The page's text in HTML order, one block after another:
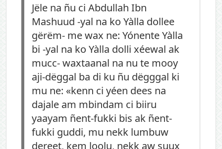
Jële na ñu ci Abdullah Ibn
Mashuud -yal na ko Yàlla dollee
gërëm- me wax ne: Yónente Yàlla
bi -yal na ko Yàlla dolli xéewal ak
mucc- waxtaanal na nu te mooy
aji-dëggal ba di ku ñu dëgggal ki
mu ne: «kenn ci yéen dees na
dajale am mbindam ci biiru
yaayam ñent-fukki bis ak ñent-
fukki guddi, mu nekk lumbuw
dereet, kem loolu, nekk aw suux